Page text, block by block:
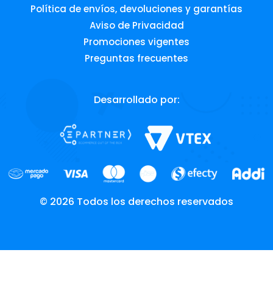
Política de envíos, devoluciones y garantías
Aviso de Privacidad
Promociones vigentes
Preguntas frecuentes
Desarrollado por:
© 2026 Todos los derechos reservados